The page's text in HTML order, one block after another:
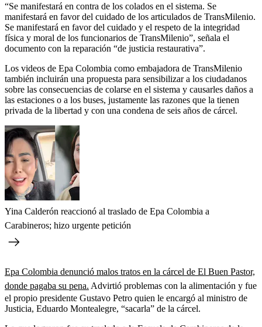
“Se manifestará en contra de los colados en el sistema. Se
manifestará en favor del cuidado de los articulados de TransMilenio.
Se manifestará en favor del cuidado y el respeto de la integridad
física y moral de los funcionarios de TransMilenio”, señala el
documento con la reparación “de justicia restaurativa”.
Los videos de Epa Colombia como embajadora de TransMilenio
también incluirán una propuesta para sensibilizar a los ciudadanos
sobre las consecuencias de colarse en el sistema y causarles daños a
las estaciones o a los buses, justamente las razones que la tienen
privada de la libertad y con una condena de seis años de cárcel.
Yina Calderón reaccionó al traslado de Epa Colombia a
Carabineros; hizo urgente petición
Epa Colombia denunció malos tratos en la cárcel de El Buen Pastor,
donde pagaba su pena. Advirtió problemas con la alimentación y fue
el propio presidente Gustavo Petro quien le encargó al ministro de
Justicia, Eduardo Montealegre, “sacarla” de la cárcel.